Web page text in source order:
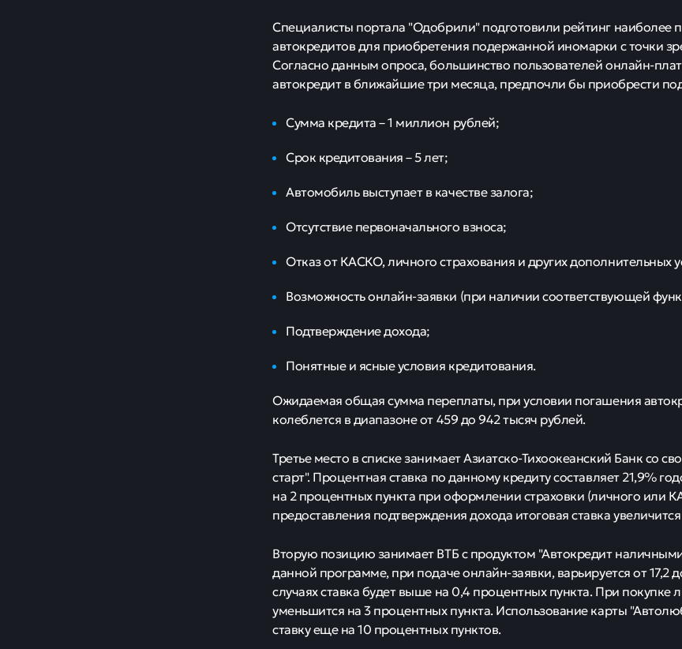
Специалисты портала "Одобрили" подготовили рейтинг наиболее
автокредитов для приобретения подержанной иномарки с точки
Согласно данным опроса, большинство пользователей онлайн-
автокредит в ближайшие три месяца, предпочли бы приобрести
Сумма кредита – 1 миллион рублей;
Срок кредитования – 5 лет;
Автомобиль выступает в качестве залога;
Отсутствие первоначального взноса;
Отказ от КАСКО, личного страхования и других дополнительных
Возможность онлайн-заявки (при наличии соответствующей
Подтверждение дохода;
Понятные и ясные условия кредитования.
Ожидаемая общая сумма переплаты, при условии погашения
колеблется в диапазоне от 459 до 942 тысяч рублей.
Третье место в списке занимает Азиатско-Тихоокеанский Банк со
старт". Процентная ставка по данному кредиту составляет 21,9%
на 2 процентных пункта при оформлении страховки (личного или
предоставления подтверждения дохода итоговая ставка
Вторую позицию занимает ВТБ с продуктом "Автокредит
данной программе, при подаче онлайн-заявки, варьируется от 17,2
случаях ставка будет выше на 0,4 процентных пункта. При покупке
уменьшится на 3 процентных пункта. Использование карты
ставку еще на 10 процентных пунктов.